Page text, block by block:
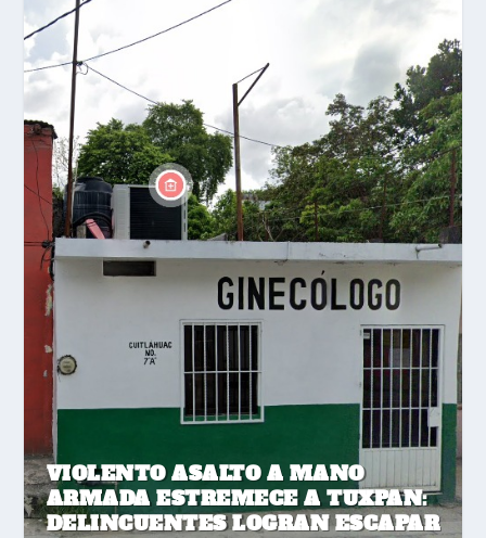
VIOLENTO ASALTO A MANO
ARMADA ESTREMECE A TUXPAN:
DELINCUENTES LOGRAN ESCAPAR